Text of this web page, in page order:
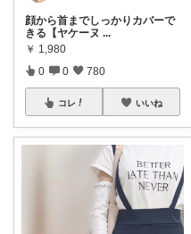
顔から首までしっかりカバーで
きる【ヤケーヌ ...
￥ 1,980
0 0 780
コレ いいね